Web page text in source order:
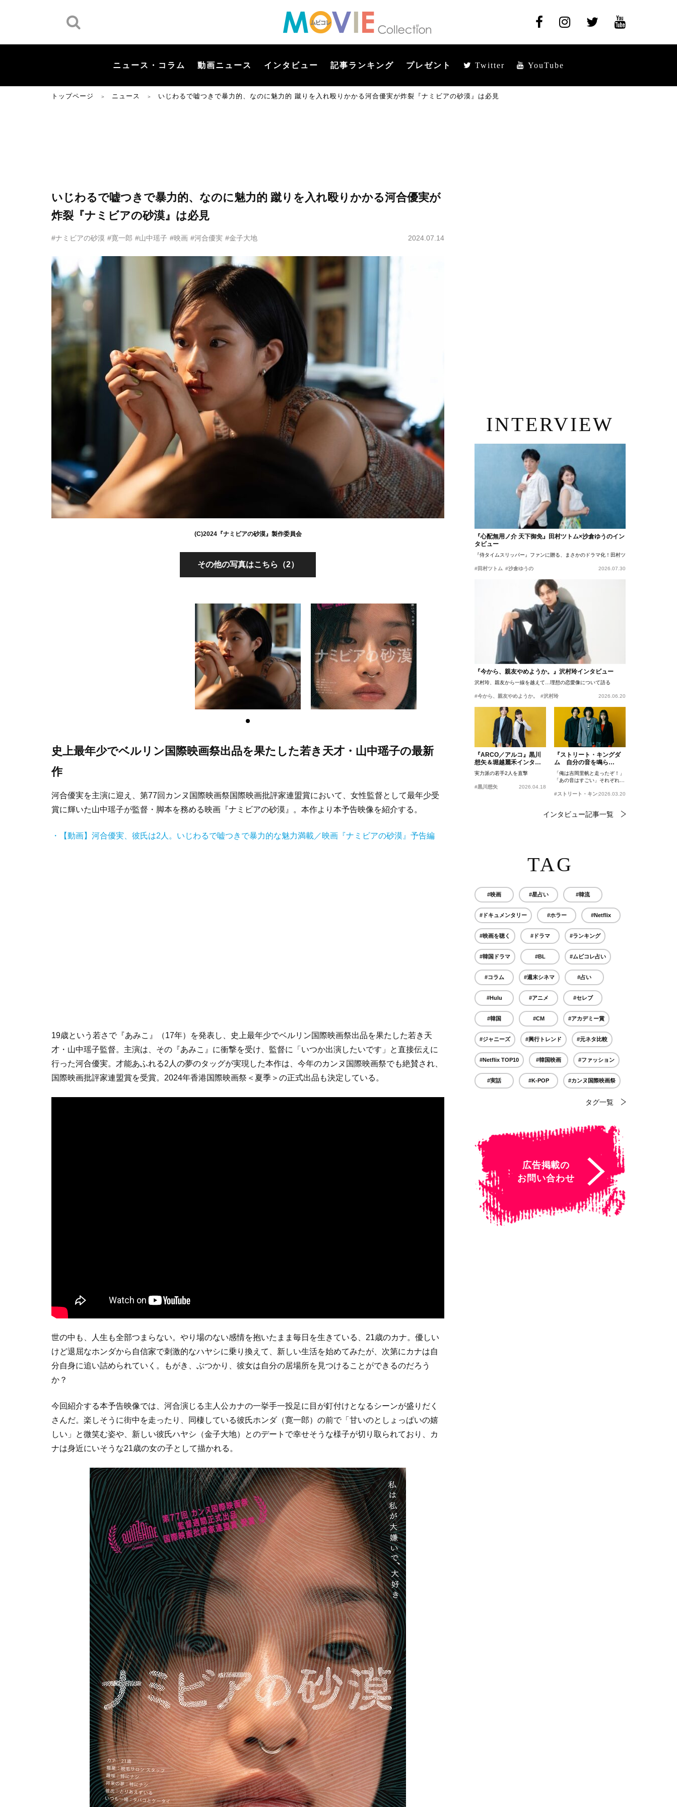
ニュース・コラム 動画ニュース インタビュー 記事ランキング プレゼント Twitter YouTube
トップページ ＞ ニュース ＞ いじわるで嘘つきで暴力的、なのに魅力的 蹴りを入れ殴りかかる河合優実が炸裂『ナミビアの砂漠』は必見
いじわるで嘘つきで暴力的、なのに魅力的 蹴りを入れ殴りかかる河合優実が
炸裂『ナミビアの砂漠』は必見
#ナミビアの砂漠 #寛一郎 #山中瑶子 #映画 #河合優実 #金子大地 2024.07.14
(C)2024『ナミビアの砂漠』製作委員会
その他の写真はこちら（2）
史上最年少でベルリン国際映画祭出品を果たした若き天才・山中瑶子の最新
作
河合優実を主演に迎え、第77回カンヌ国際映画祭国際映画批評家連盟賞において、女性監督として最年少受
賞に輝いた山中瑶子が監督・脚本を務める映画『ナミビアの砂漠』。本作より本予告映像を紹介する。
・【動画】河合優実、彼氏は2人。いじわるで嘘つきで暴力的な魅力満載／映画『ナミビアの砂漠』予告編
19歳という若さで『あみこ』（17年）を発表し、史上最年少でベルリン国際映画祭出品を果たした若き天
才・山中瑶子監督。主演は、その『あみこ』に衝撃を受け、監督に「いつか出演したいです」と直接伝えに
行った河合優実。才能あふれる2人の夢のタッグが実現した本作は、今年のカンヌ国際映画祭でも絶賛され、
国際映画批評家連盟賞を受賞。2024年香港国際映画祭＜夏季＞の正式出品も決定している。
世の中も、人生も全部つまらない。やり場のない感情を抱いたまま毎日を生きている、21歳のカナ。優しい
けど退屈なホンダから自信家で刺激的なハヤシに乗り換えて、新しい生活を始めてみたが、次第にカナは自
分自身に追い詰められていく。もがき、ぶつかり、彼女は自分の居場所を見つけることができるのだろう
か？
今回紹介する本予告映像では、河合演じる主人公カナの一挙手一投足に目が釘付けとなるシーンが盛りだく
さんだ。楽しそうに街中を走ったり、同棲している彼氏ホンダ（寛一郎）の前で「甘いのとしょっぱいの嬉
しい」と微笑む姿や、新しい彼氏ハヤシ（金子大地）とのデートで幸せそうな様子が切り取られており、カ
ナは身近にいそうな21歳の女の子として描かれる。
INTERVIEW
『心配無用ノ介 天下御免』田村ツトム×沙倉ゆうのイン
タビュー
『侍タイムスリッパー』ファンに贈る、まさかのドラマ化！田村ツトム×沙倉ゆうのが語
#田村ツトム #沙倉ゆうの 2026.07.30
『今から、親友やめようか。』沢村玲インタビュー
沢村玲、親友から一線を越えて…理想の恋愛像について語る
#今から、親友やめようか。 #沢村玲 2026.06.20
『ARCO／アルコ』黒川
想矢＆堀越麗禾インタビ
ュー
実力派の若手2人を直撃
#黒川想矢 2026.04.18
『ストリート・キングダ
ム 自分の音を鳴ら
せ。』峯田和伸、若葉竜
也、吉岡里帆インタビュ
ー
「俺は吉岡里帆と走ったぞ！」
「あの音はすごい」それぞれの
#ストリート・キングダム 自分の音を鳴らせ。
2026.03.20
インタビュー記事一覧
TAG
#映画 #星占い #韓流
#ドキュメンタリー #ホラー #Netflix
#映画を聴く #ドラマ #ランキング
#韓国ドラマ #BL #ムビコレ占い
#コラム #週末シネマ #占い
#Hulu #アニメ #セレブ
#韓国 #CM #アカデミー賞
#ジャニーズ #興行トレンド #元ネタ比較
#Netflix TOP10 #韓国映画 #ファッション
#実話 #K-POP #カンヌ国際映画祭
タグ一覧
広告掲載の
お問い合わせ